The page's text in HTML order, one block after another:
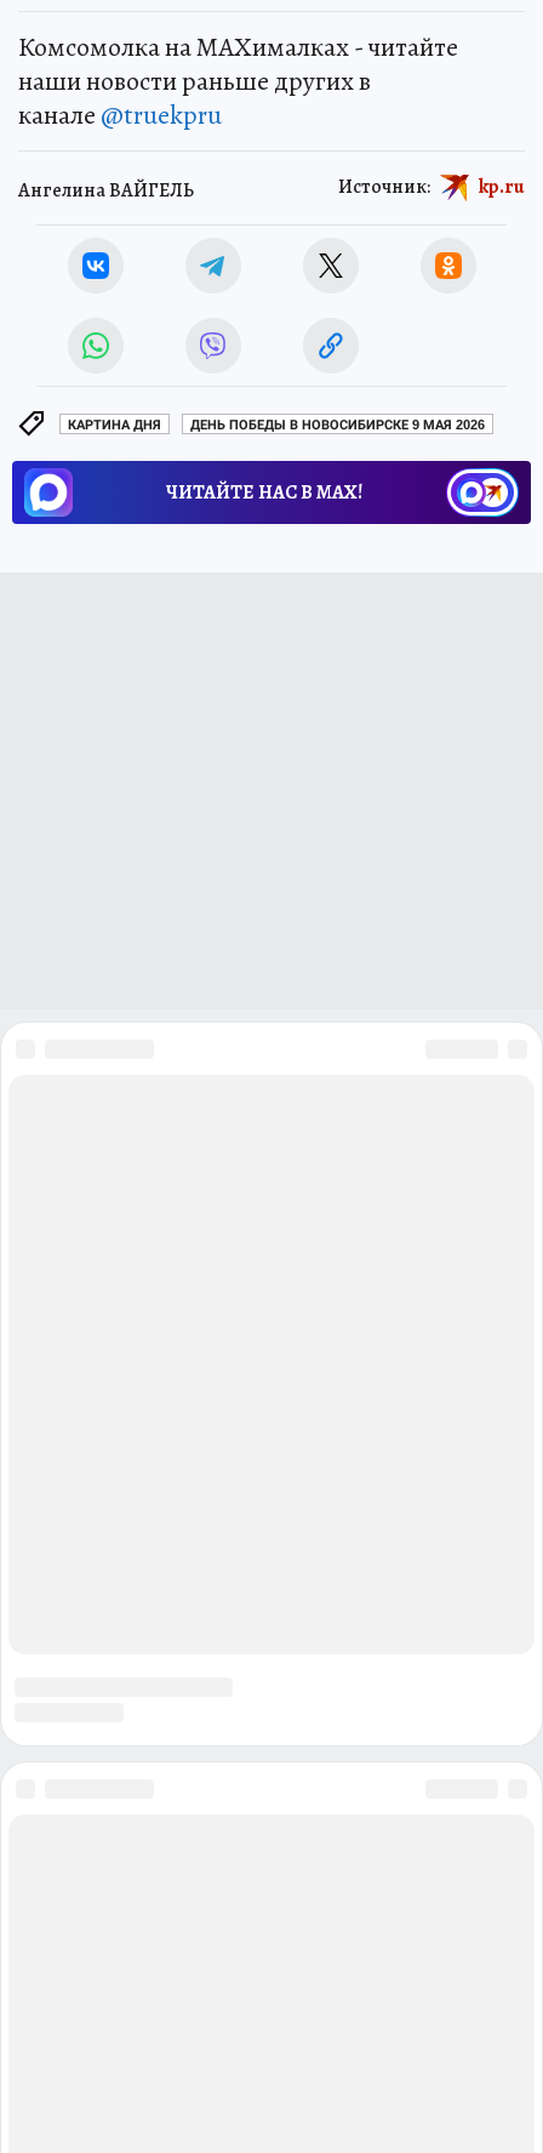
Комсомолка на MAXималках - читайте
наши новости раньше других в
канале @truekpru
Ангелина ВАЙГЕЛЬ Источник: kp.ru
КАРТИНА ДНЯ ДЕНЬ ПОБЕДЫ В НОВОСИБИРСКЕ 9 МАЯ 2026
ЧИТАЙТЕ НАС В МАХ!